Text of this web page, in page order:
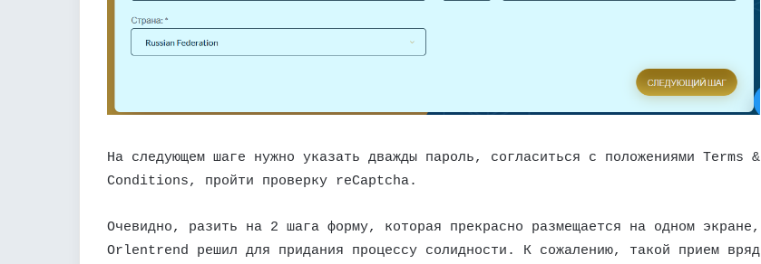
На следующем шаге нужно указать дважды пароль, согласиться с положениями Terms &
Conditions, пройти проверку reCaptcha.
Очевидно, разить на 2 шага форму, которая прекрасно размещается на одном экране,
Orlentrend решил для придания процессу солидности. К сожалению, такой прием вряд